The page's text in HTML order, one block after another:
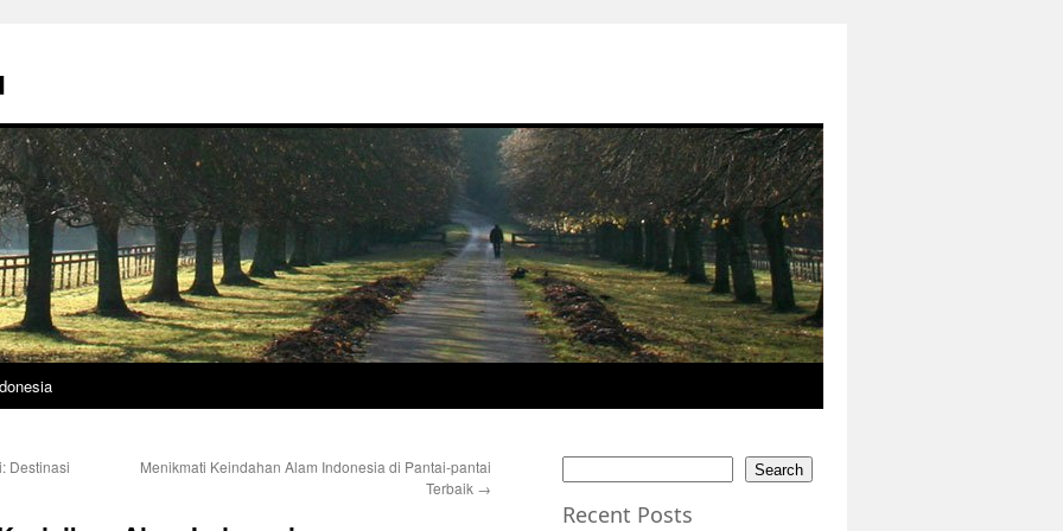
Destinasi
Menikmati Keindahan Alam Indonesia di Pantai-pantai
Terbaik →
Search
Recent Posts